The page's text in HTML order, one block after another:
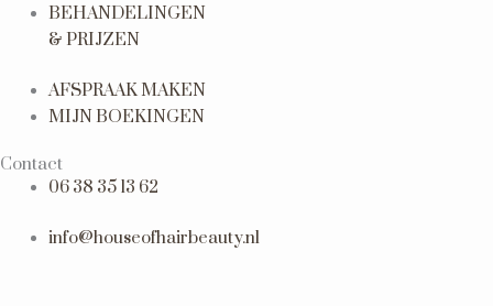
BEHANDELINGEN
& PRIJZEN
AFSPRAAK MAKEN
MIJN BOEKINGEN
Contact
06 38 35 13 62
info@houseofhairbeauty.nl